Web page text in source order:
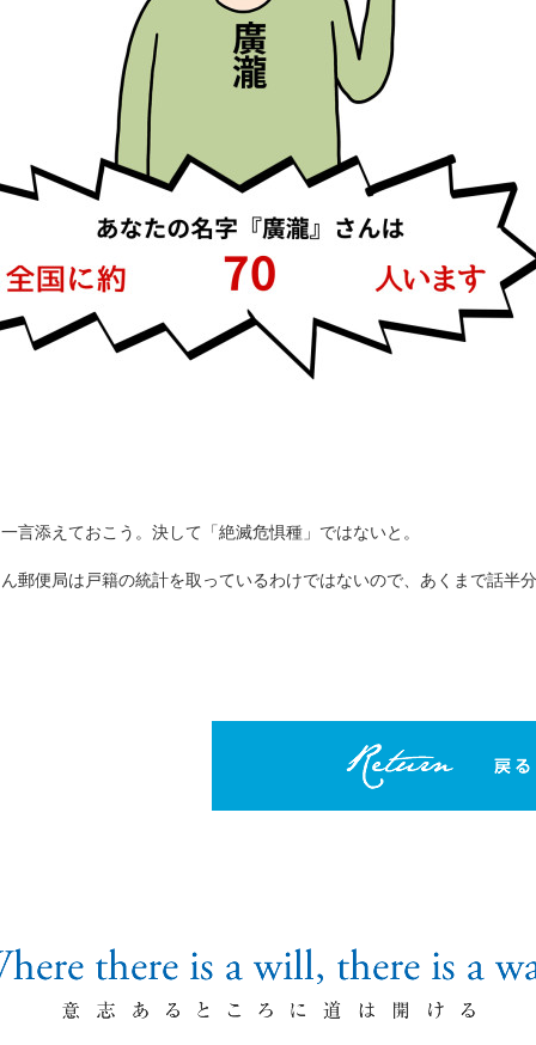
言添えておこう。決して「絶滅危惧種」ではないと。
郵便局は戸籍の統計を取っているわけではないので、あくまで話半